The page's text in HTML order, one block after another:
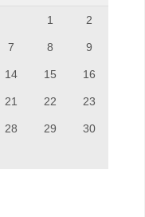
1 2
7 8 9
14 15 16
21 22 23
28 29 30